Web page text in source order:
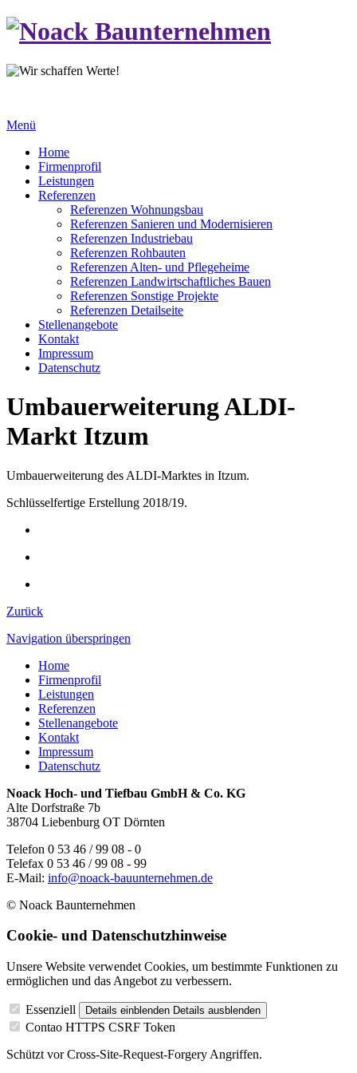
Menü
Home
Firmenprofil
Leistungen
Referenzen
Referenzen Wohnungsbau
Referenzen Sanieren und Modernisieren
Referenzen Industriebau
Referenzen Rohbauten
Referenzen Alten- und Pflegeheime
Referenzen Landwirtschaftliches Bauen
Referenzen Sonstige Projekte
Referenzen Detailseite
Stellenangebote
Kontakt
Impressum
Datenschutz
Umbauerweiterung ALDI-
Markt Itzum
Umbauerweiterung des ALDI-Marktes in Itzum.
Schlüsselfertige Erstellung 2018/19.
Zurück
Navigation überspringen
Home
Firmenprofil
Leistungen
Referenzen
Stellenangebote
Kontakt
Impressum
Datenschutz
Noack Hoch- und Tiefbau GmbH & Co. KG
Alte Dorfstraße 7b
38704 Liebenburg OT Dörnten
Telefon 0 53 46 / 99 08 - 0
Telefax 0 53 46 / 99 08 - 99
E-Mail: info@noack-bauunternehmen.de
© Noack Baunternehmen
Cookie- und Datenschutzhinweise
Unsere Website verwendet Cookies, um bestimmte Funktionen zu
ermöglichen und das Angebot zu verbessern.
Essenziell Details einblenden Details ausblenden
Contao HTTPS CSRF Token
Schützt vor Cross-Site-Request-Forgery Angriffen.